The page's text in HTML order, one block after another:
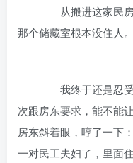
从搬进这家民房
那个储藏室根本没住人
我终于还是忍受
次跟房东要求，能不能
房东斜着眼，哼了一下
一对民工夫妇了，里面